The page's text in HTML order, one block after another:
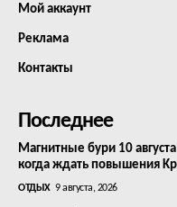
Мой аккаунт
Реклама
Контакты
Последнее
Магнитные бури 10
когда ждать повышения Kp
ОТДЫХ 9 августа, 2026